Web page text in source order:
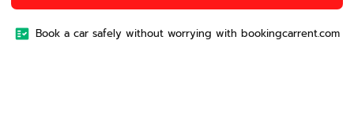
Book a car safely without worrying with bookingcarrent.com